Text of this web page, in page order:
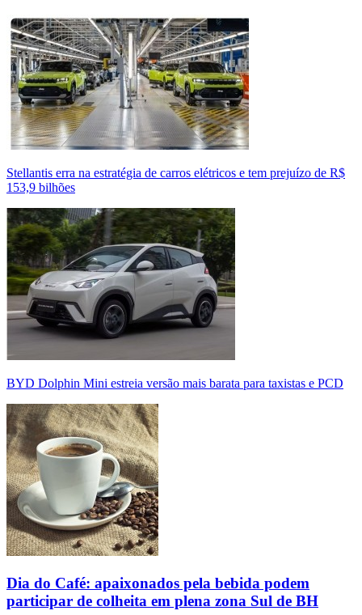
Stellantis erra na estratégia de carros elétricos e tem prejuízo de R$
153,9 bilhões
BYD Dolphin Mini estreia versão mais barata para taxistas e PCD
Dia do Café: apaixonados pela bebida podem
participar de colheita em plena zona Sul de BH